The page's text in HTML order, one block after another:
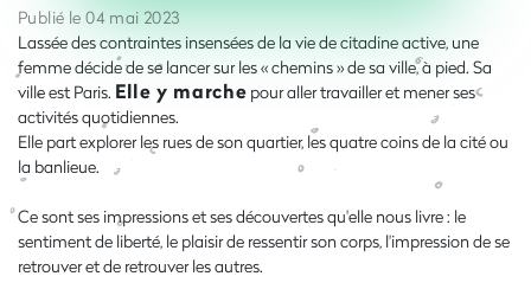
Publié le 04 mai 2023
Lassée des contraintes insensées de la vie de citadine active, une
femme décide de se lancer sur les « chemins » de sa ville, à pied. Sa
ville est Paris. Elle y marche pour aller travailler et mener ses
activités quotidiennes.
Elle part explorer les rues de son quartier, les quatre coins de la cité ou
la banlieue.
Ce sont ses impressions et ses découvertes qu'elle nous livre : le
sentiment de liberté, le plaisir de ressentir son corps, l'impression de se
retrouver et de retrouver les autres.